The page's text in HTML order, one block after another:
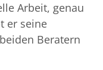
Arbeit, genau
er seine
Beratern